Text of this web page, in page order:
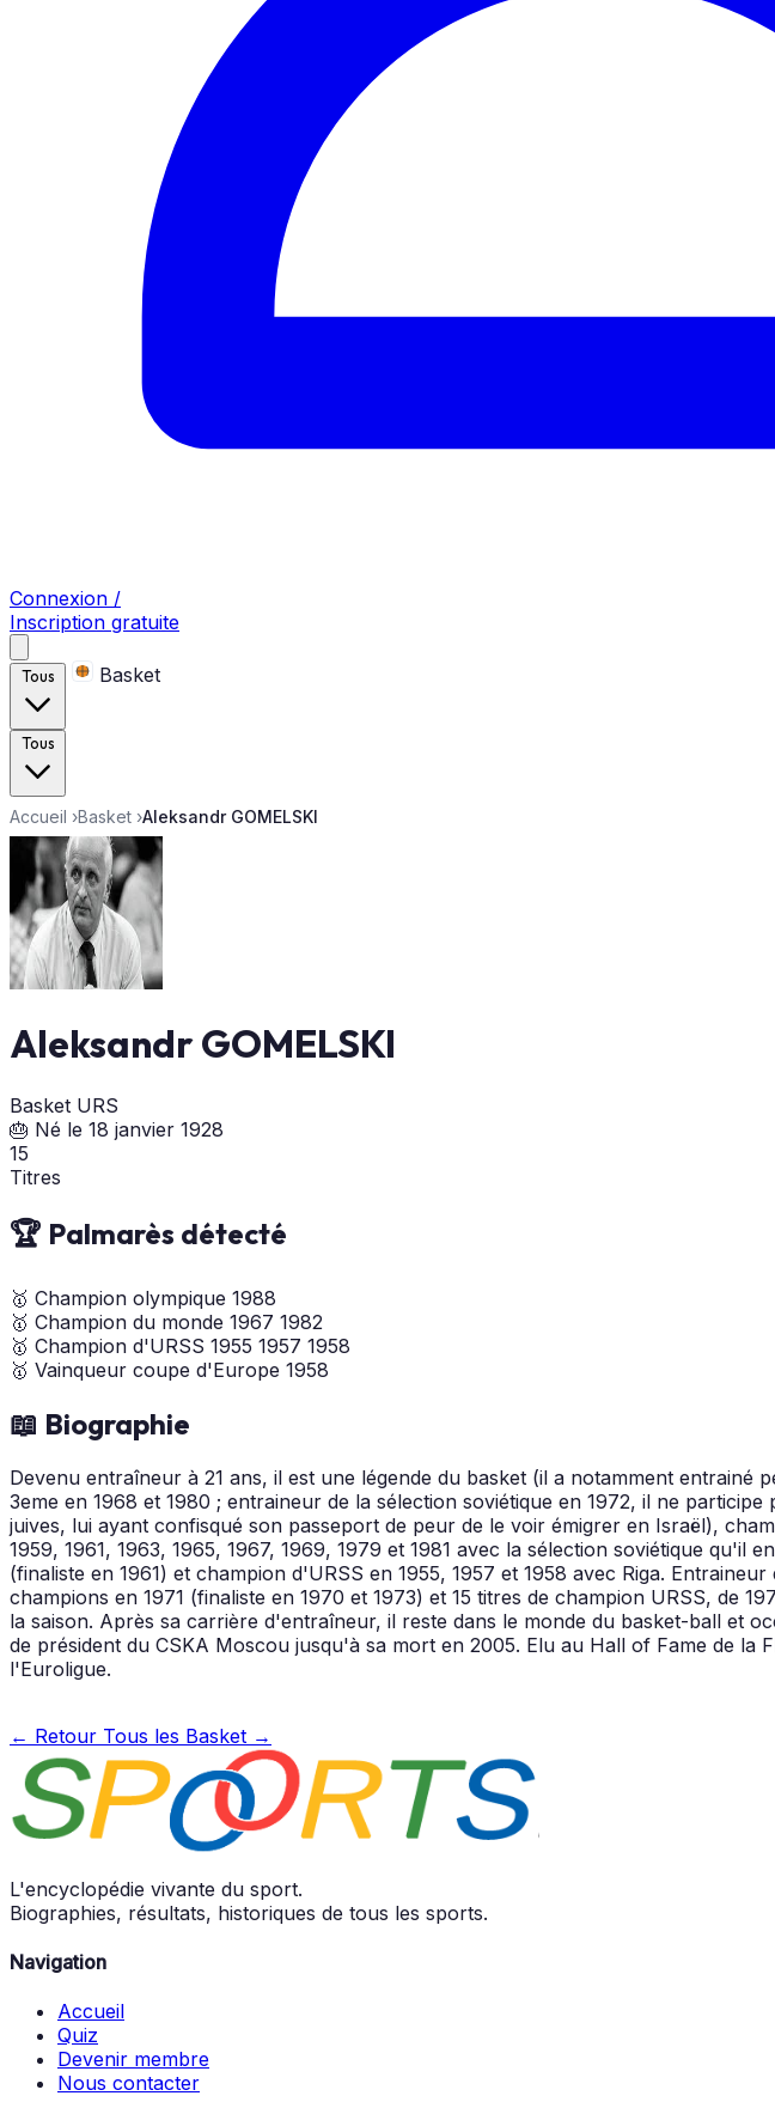
Connexion /
Inscription gratuite
Tous Basket
Tous
Accueil ›Basket ›Aleksandr GOMELSKI
Aleksandr GOMELSKI
Basket URS
🎂 Né le 18 janvier 1928
15
Titres
🏆 Palmarès détecté
🥇 Champion olympique 1988
🥇 Champion du monde 1967 1982
🥇 Champion d'URSS 1955 1957 1958
🥇 Vainqueur coupe d'Europe 1958
📖 Biographie
Devenu entraîneur à 21 ans, il est une légende du basket (il a notamment
3eme en 1968 et 1980 ; entraineur de la sélection soviétique en 1972, il ne
juives, lui ayant confisqué son passeport de peur de le voir émigrer en Israël),
1959, 1961, 1963, 1965, 1967, 1969, 1979 et 1981 avec la sélection soviétique
(finaliste en 1961) et champion d'URSS en 1955, 1957 et 1958 avec Riga.
champions en 1971 (finaliste en 1970 et 1973) et 15 titres de champion URSS, de
la saison. Après sa carrière d'entraîneur, il reste dans le monde du basket-ball et
de président du CSKA Moscou jusqu'à sa mort en 2005. Elu au Hall of Fame de
l'Euroligue.
← Retour Tous les Basket →
L'encyclopédie vivante du sport.
Biographies, résultats, historiques de tous les sports.
Navigation
Accueil
Quiz
Devenir membre
Nous contacter